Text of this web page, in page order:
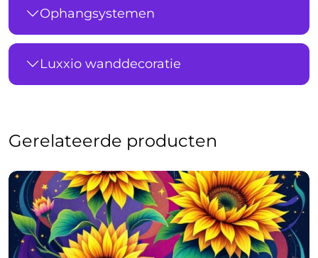
Ophangsystemen
Luxxio wanddecoratie
Gerelateerde producten